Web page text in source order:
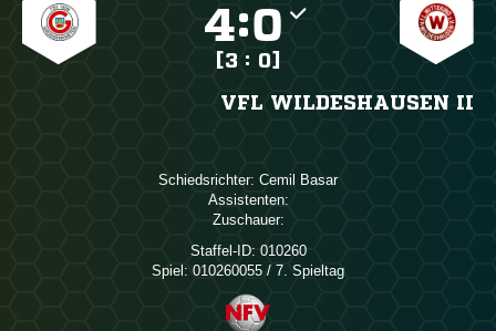
:
[3 : 0]
VFL WILDESHAUSEN II
Schiedsrichter:  
Assistenten:
Zuschauer:
Staffel-ID: 010260
Spiel: 010260055 / 7. Spieltag